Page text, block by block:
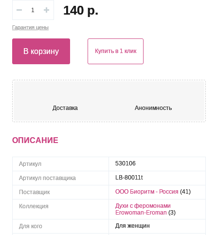
Гарантия цены
140 р.
В корзину Купить в 1 клик
Доставка Анонимность
ОПИСАНИЕ
Артикул 530106
Артикул поставщика LB-80011t
Поставщик ООО Биоритм - Россия (41)
Коллекция
Духи с феромонами
Erowoman-Eroman (3)
Для кого
Для женщин